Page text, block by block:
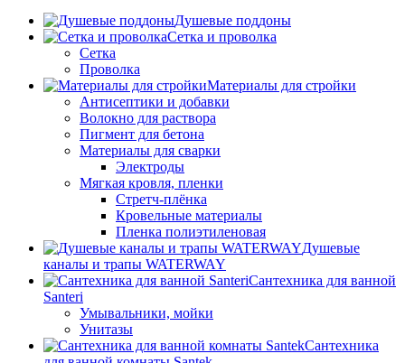
Душевые поддоны
Сетка и проволка
Сетка
Проволка
Материалы для стройки
Антисептики и добавки
Волокно для раствора
Пигмент для бетона
Материалы для сварки
Электроды
Мягкая кровля, пленки
Стретч-плёнка
Кровельные материалы
Пленка полиэтиленовая
Душевые
каналы и трапы WATERWAY
Сантехника для ванной
Santeri
Умывальники, мойки
Унитазы
Сантехника